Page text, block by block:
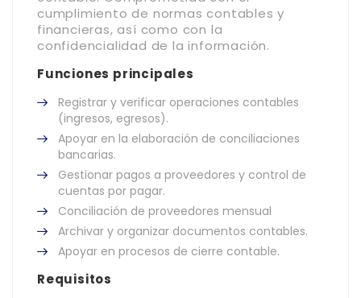
cumplimiento de normas contables y
financieras, así como con la
confidencialidad de la información.
Funciones principales
Registrar y verificar operaciones contables
(ingresos, egresos).
Apoyar en la elaboración de conciliaciones
bancarias.
Gestionar pagos a proveedores y control de
cuentas por pagar.
Conciliación de proveedores mensual
Archivar y organizar documentos contables.
Apoyar en procesos de cierre contable.
Requisitos